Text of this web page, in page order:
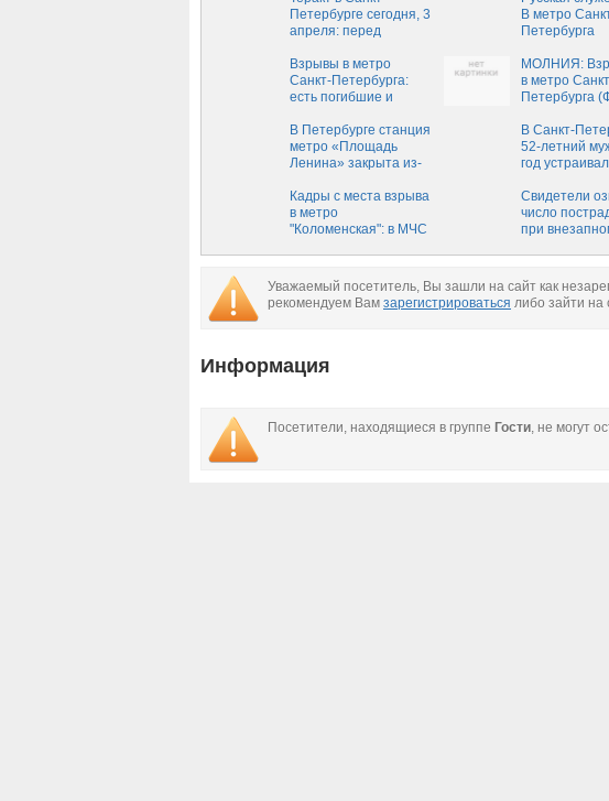
Петербурге сегодня, 3
апреля: перед
найдена
подозрительная сумка
В метро
Петербурга
Взрывы в метро
Санкт-Петербурга:
есть погибшие и
МОЛНИЯ:
в метро
Петербурга
В Петербурге станция
метро «Площадь
Ленина» закрыта из-
В Санкт-
52-летний
год
школьницей‍
Кадры с места взрыва
в метро
"Коломенская": в МЧС
причину ЧП
Свидетели
число
при
Уважаемый посетитель, Вы зашли на сайт как
рекомендуем Вам зарегистрироваться либо зайти на
Информация
Посетители, находящиеся в группе Гости, не могут